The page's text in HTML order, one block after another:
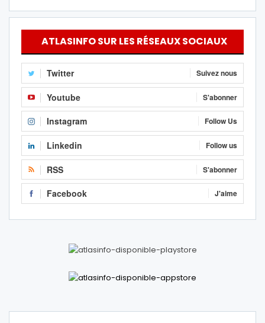
ATLASINFO SUR LES RÉSEAUX SOCIAUX
Twitter Suivez nous
Youtube S'abonner
Instagram Follow Us
Linkedin Follow us
RSS S'abonner
Facebook J'aime